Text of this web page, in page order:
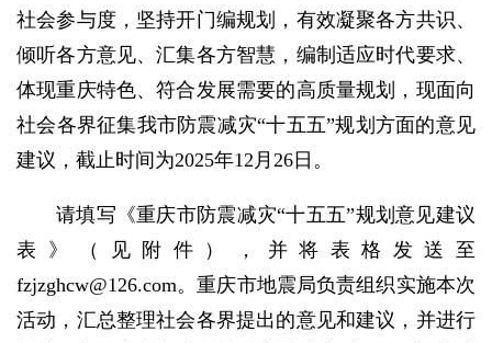
社会参与度，坚持开门编规划，有效凝聚各方共识、
倾听各方意见、汇集各方智慧，编制适应时代要求、
体现重庆特色、符合发展需要的高质量规划，现面向
社会各界征集我市防震减灾“十五五”规划方面的意见
建议，截止时间为2025年12月26日。
请填写《重庆市防震减灾“十五五”规划意见建议
表》（见附件），并将表格发送至
fzjzghcw@126.com。重庆市地震局负责组织实施本次
活动，汇总整理社会各界提出的意见和建议，并进行